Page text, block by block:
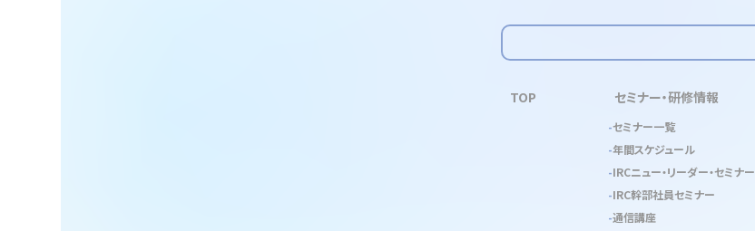
TOP セミナー・研修情報
セミナー一覧
年間スケジュール
IRCニュー・リーダー・セミナー
IRC幹部社員セミナー
通信講座